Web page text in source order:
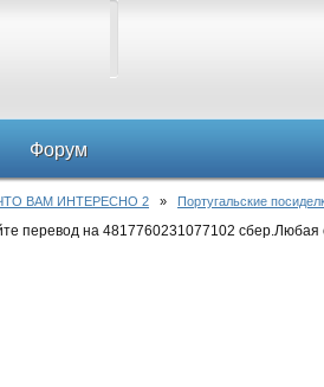
Форум
ЧТО ВАМ ИНТЕРЕСНО 2 » Португальские
перевод на 4817760231077102 сбер.Любая